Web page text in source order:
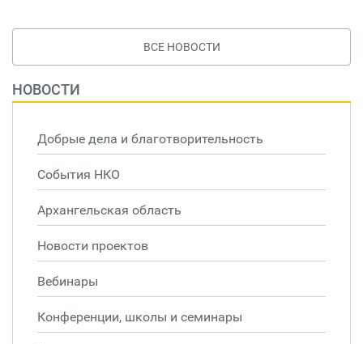
ВСЕ НОВОСТИ
НОВОСТИ
Добрые дела и благотворительность
События НКО
Архангельская область
Новости проектов
Вебинары
Конференции, школы и семинары